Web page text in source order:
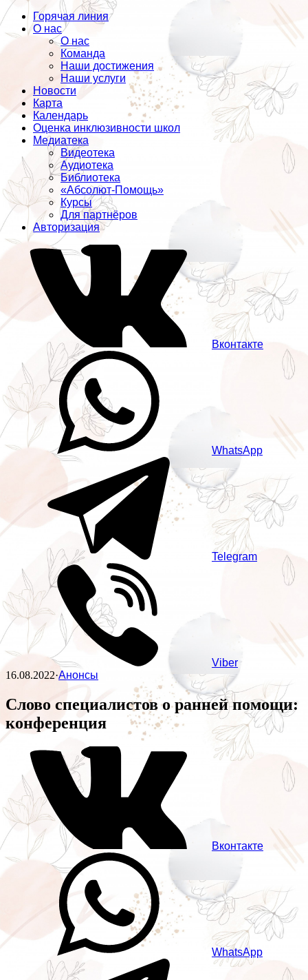
Горячая линия
О нас
О нас
Команда
Наши достижения
Наши услуги
Новости
Карта
Календарь
Оценка инклюзивности школ
Медиатека
Видеотека
Аудиотека
Библиотека
«Абсолют-Помощь»
Курсы
Для партнёров
Авторизация
Вконтакте
WhatsApp
Telegram
Viber
16.08.2022·Анонсы
Слово специалистов о ранней помощи:
конференция
Вконтакте
WhatsApp